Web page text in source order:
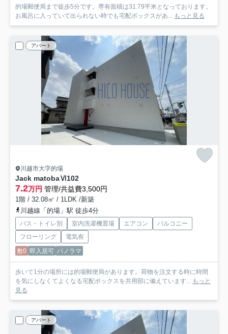
的場郵便局まで徒歩5分です。専有面積は31.79平米となっております。
お風呂に入っていて出られない時でも宅配ボックスがあ... もっと見る
アパート
川越市大字的場
Jack matobaⅥ102
7.2万円 管理/共益費3,500円
1階 / 32.08㎡ / 1LDK /新築
川越線「的場」駅 徒歩4分
バス・トイレ別 室内洗濯機置場 エアコン
バルコニー
フローリング
電気有
敷0 即入居可 パノラマ
歩いて1分の場所には的場郵便局があります。荷物を注文する時に時間
を気にしなくてよくなる宅配ボックスを共用部に備えています... もっと
見る
アパート